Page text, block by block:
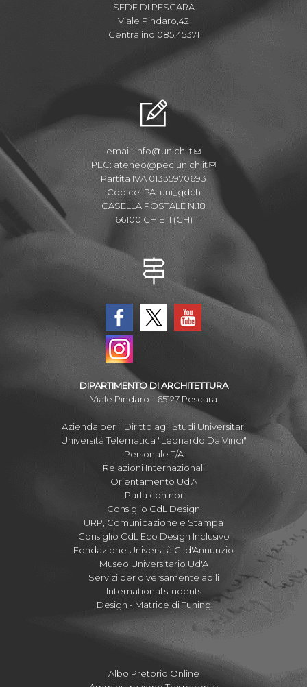
SEDE DI PESCARA
Viale Pindaro,42
Centralino 085.45371
email: info@unich.it
PEC: ateneo@pec.unich.it
Partita IVA 01335970693
Codice IPA: uni_gdch
CASELLA POSTALE N.18
66100 CHIETI (CH)
DIPARTIMENTO DI ARCHITETTURA
Viale Pindaro - 65127 Pescara
Azienda per il Diritto agli Studi Universitari
Università Telematica "Leonardo Da Vinci"
Personale T/A
Relazioni Internazionali
Orientamento Ud'A
Parla con noi
Consiglio CdL Design
URP, Comunicazione e Stampa
Consiglio CdL Eco Design Inclusivo
Fondazione Università G. d'Annunzio
Museo Universitario Ud'A
Servizi per diversamente abili
International students
Design - Matrice di Tuning
Albo Pretorio Online